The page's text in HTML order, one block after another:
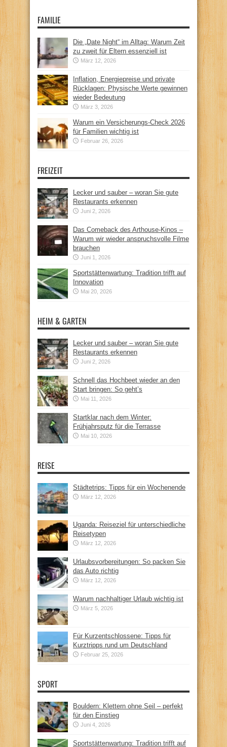
FAMILIE
Die „Date Night“ im Alltag: Warum Zeit
zu zweit für Eltern essenziell ist
März 12, 2026
Inflation, Energiepreise und private
Rücklagen: Physische Werte gewinnen
wieder Bedeutung
März 3, 2026
Warum ein Versicherungs-Check 2026
für Familien wichtig ist
Februar 26, 2026
FREIZEIT
Lecker und sauber – woran Sie gute
Restaurants erkennen
Juni 2, 2026
Das Comeback des Arthouse-Kinos –
Warum wir wieder anspruchsvolle Filme
brauchen
Juni 1, 2026
Sportstättenwartung: Tradition trifft auf
Innovation
Mai 20, 2026
HEIM & GARTEN
Lecker und sauber – woran Sie gute
Restaurants erkennen
Juni 2, 2026
Schnell das Hochbeet wieder an den
Start bringen: So geht’s
Mai 11, 2026
Startklar nach dem Winter:
Frühjahrsputz für die Terrasse
Mai 10, 2026
REISE
Städtetrips: Tipps für ein Wochenende
März 12, 2026
Uganda: Reiseziel für unterschiedliche
Reisetypen
März 12, 2026
Urlaubsvorbereitungen: So packen Sie
das Auto richtig
März 12, 2026
Warum nachhaltiger Urlaub wichtig ist
März 5, 2026
Für Kurzentschlossene: Tipps für
Kurztripps rund um Deutschland
Februar 25, 2026
SPORT
Bouldern: Klettern ohne Seil – perfekt
für den Einstieg
Juni 4, 2026
Sportstättenwartung: Tradition trifft auf